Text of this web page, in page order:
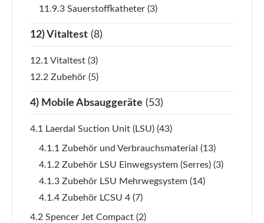
11.9.3 Sauerstoffkatheter (3)
12) Vitaltest (8)
12.1 Vitaltest (3)
12.2 Zubehör (5)
4) Mobile Absauggeräte (53)
4.1 Laerdal Suction Unit (LSU) (43)
4.1.1 Zubehör und Verbrauchsmaterial (13)
4.1.2 Zubehör LSU Einwegsystem (Serres) (3)
4.1.3 Zubehör LSU Mehrwegsystem (14)
4.1.4 Zubehör LCSU 4 (7)
4.2 Spencer Jet Compact (2)